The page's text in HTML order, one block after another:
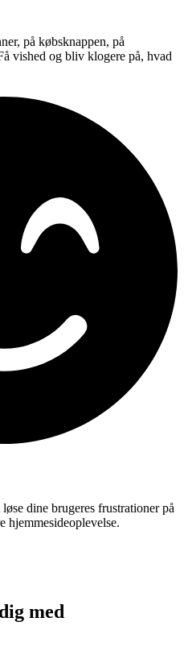
på købsknappen, på
vished og bliv klogere på, hvad
dine brugeres frustrationer på
hjemmesideoplevelse.
med